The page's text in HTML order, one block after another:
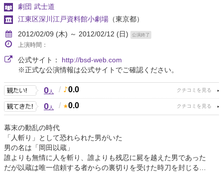
劇団 武士道
江東区深川江戸資料館小劇場 （東京都）
2012/02/09 (木) ～ 2012/02/12 (日)
公演終了
上演時間：
公式サイト： http://bsd-web.com
※正式な公演情報は公式サイトでご確認ください。
0人 / 0.0
0人 / 0.0
幕末の動乱の時代
「人斬り」として恐れられた男がいた
男の名は「岡田以蔵」
誰よりも無情に人を斬り、誰よりも残忍に屍を越えた男であった
だが以蔵は唯一信頼する者からの裏切りを受けた時刀を封じる…